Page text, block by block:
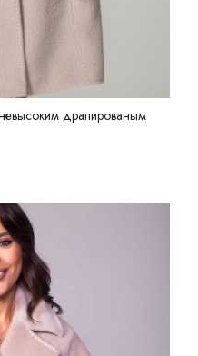
драпированым